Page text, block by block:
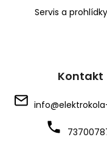
Servis a prohlídky
Kontakt
info@